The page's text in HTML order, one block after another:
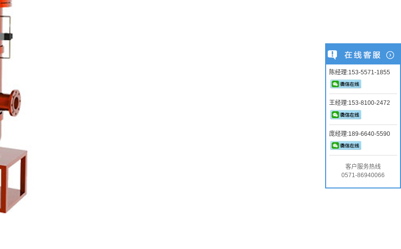
陈经理:153-5571-1855
王经理:153-8100-2472
庞经理:189-6640-5590
客户服务热线
0571-86940066